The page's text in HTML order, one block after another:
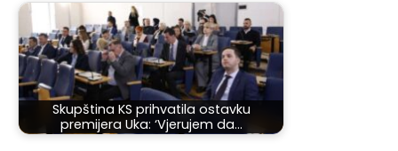
Skupština KS prihvatila ostavku
premijera Uka: ‘Vjerujem da…